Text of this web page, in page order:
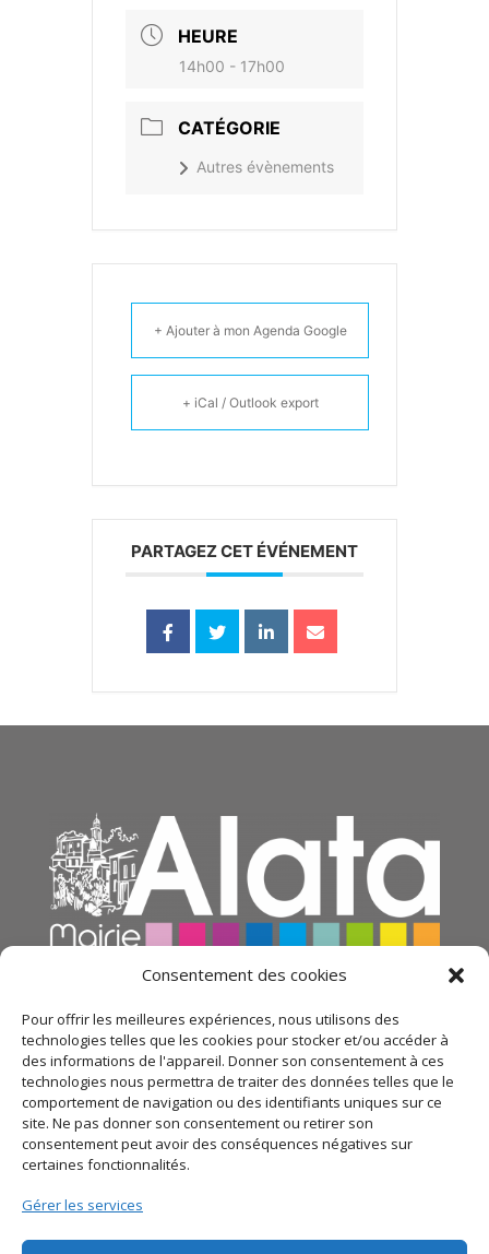
Consentement des cookies
Pour offrir les meilleures expériences, nous utilisons des
technologies telles que les cookies pour stocker et/ou accéder à
des informations de l'appareil. Donner son consentement à ces
technologies nous permettra de traiter des données telles que le
comportement de navigation ou des identifiants uniques sur ce
site. Ne pas donner son consentement ou retirer son
consentement peut avoir des conséquences négatives sur
certaines fonctionnalités.
Gérer les services
HEURE
14h00 - 17h00
CATÉGORIE
Autres évènements
+ Ajouter à mon Agenda Google
+ iCal / Outlook export
PARTAGEZ CET ÉVÉNEMENT
© 2021 Mairie d’Alata – Réalisation